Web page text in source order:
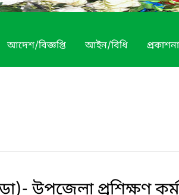
আদেশ/বিজ্ঞপ্তি আইন/বিধি
উপজেলা প্রশিক্ষণ